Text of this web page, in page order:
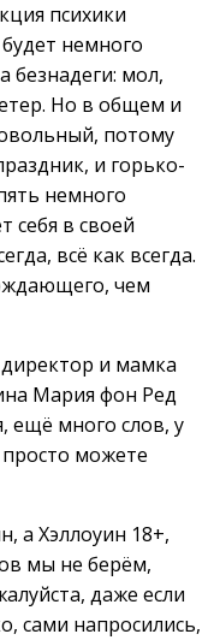
психики
немного
безнадеги: мол,
Но в общем и
потому
и горько-
немного
себя в своей
всё как всегда.
чем
и мамка
Мария фон Ред
ещё много слов, у
можете
а Хэллоуин 18+,
мы не берём,
даже если
сами напросились,